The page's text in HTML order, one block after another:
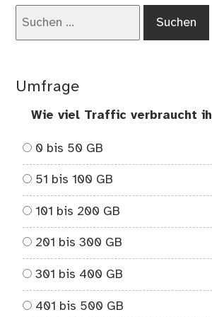
Umfrage
Wie viel Traffic verbraucht
0 bis 50 GB
51 bis 100 GB
101 bis 200 GB
201 bis 300 GB
301 bis 400 GB
401 bis 500 GB